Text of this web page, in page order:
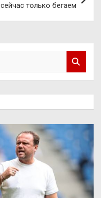
сейчас только бегаем